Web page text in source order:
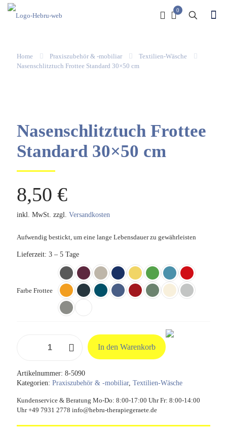
0
Home Praxiszubehör & -mobiliar
Textilien-Wäsche
Nasenschlitztuch Frottee Standard 30×50 cm
Nasenschlitztuch Frottee
Standard 30×50 cm
8,50 €
inkl. MwSt. zzgl. Versandkosten
Aufwendig bestickt, um eine lange Lebensdauer zu gewährleisten
Lieferzeit: 3 – 5 Tage
Farbe Frottee
cm
Menge
In den Warenkorb
Artikelnummer: 8-5090
Kategorien: Praxiszubehör & -mobiliar, Textilien-Wäsche
Kundenservice & Beratung Mo-Do: 8:00-17:00 Uhr Fr: 8:00-14:00
Uhr +49 7931 2778 info@hebru-therapiegeraete.de